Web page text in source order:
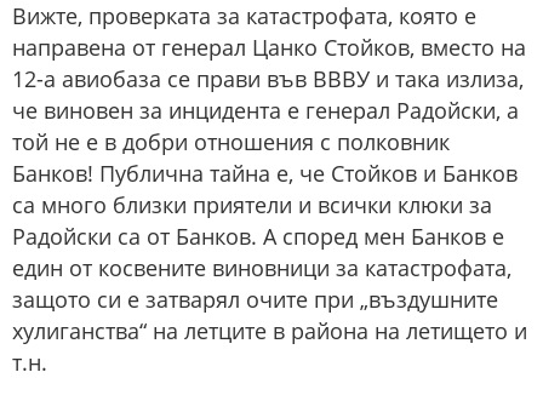
Вижте, проверката за катастрофата, която е
направена от генерал Цанко Стойков, вместо на
12-а авиобаза се прави във ВВВУ и така излиза,
че виновен за инцидента е генерал Радойски, а
той не е в добри отношения с полковник
Банков! Публична тайна е, че Стойков и Банков
са много близки приятели и всички клюки за
Радойски са от Банков. А според мен Банков е
един от косвените виновници за катастрофата,
защото си е затварял очите при „въздушните
хулиганства“ на летците в района на летището и
т.н.